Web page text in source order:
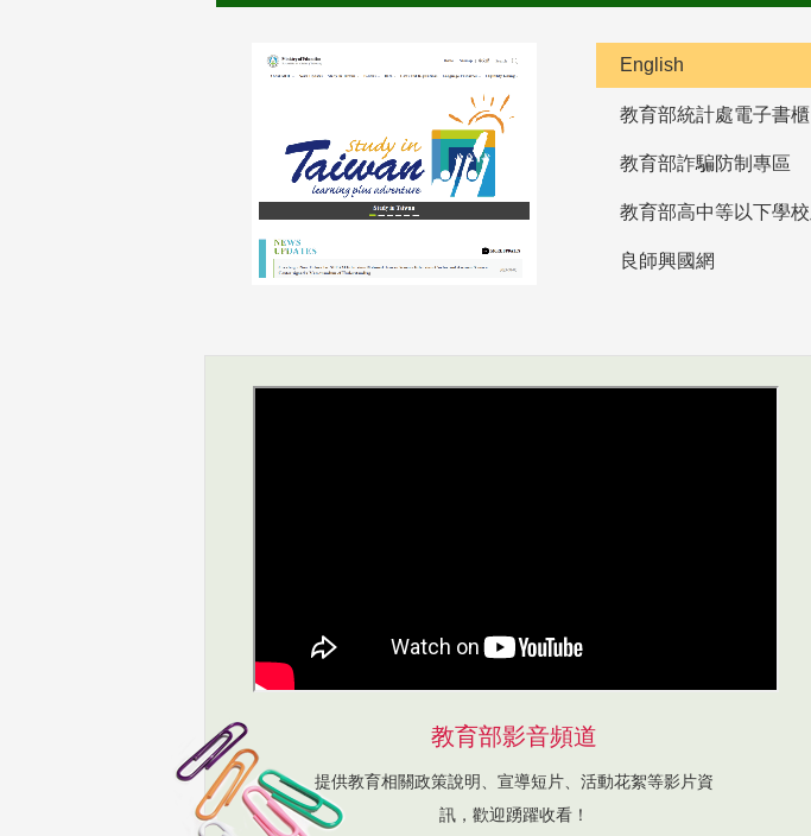
English
教育部統計處電子書櫃
教育部詐騙防制專區
良師興國網
教育部影音頻道
提供教育相關政策說明、宣導短片、活動花絮等影片資
訊，歡迎踴躍收看！